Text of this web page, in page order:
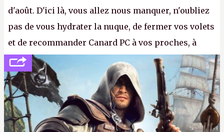
d'août. D'ici là, vous allez nous manquer, n'oubliez
pas de vous hydrater la nuque, de fermer vos volets
et de recommander Canard PC à vos proches, à
votre famille et aux inconnus que vous croisez
dans la rue. Bon été à tous ! –ER.